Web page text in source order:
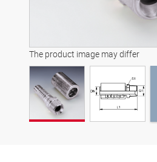
The product image may differ